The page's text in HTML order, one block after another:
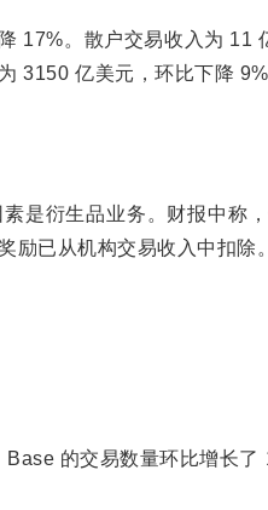
17%。散户交易收入为 11
3150 亿美元，环比下降
是衍生品业务。财报中称
励已从机构交易收入中扣除。
的交易数量环比增长